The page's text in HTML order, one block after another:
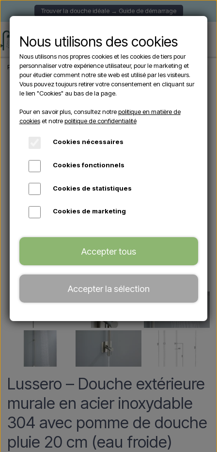
Trouver la douche idéale → Guide de démarrage
Page d'accueil Douche de Jardin Douches murales Lussero – Douche
Lussero – Douche extérieure
murale en acier inoxydable
304 avec pomme de douche
pluie 20 cm (eau froide)
Nous utilisons des cookies
Nous utilisons nos propres cookies et les cookies de tiers pour
personnaliser votre expérience utilisateur, pour le marketing et
pour étudier comment notre site web est utilisé par les visiteurs.
Vous pouvez toujours retirer votre consentement en cliquant sur
le lien "Cookies" au bas de la page.
Pour en savoir plus, consultez notrepolitique en matière de
cookieset notrepolitique de confidentialité
Cookies nécessaires
Cookies fonctionnels
Cookies de statistiques
Cookies de marketing
Accepter tous
Accepter la sélection